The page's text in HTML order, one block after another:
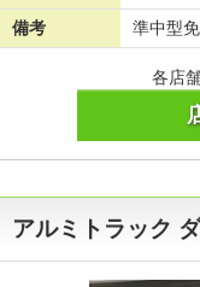
備考
準中型
各店
アルミトラック